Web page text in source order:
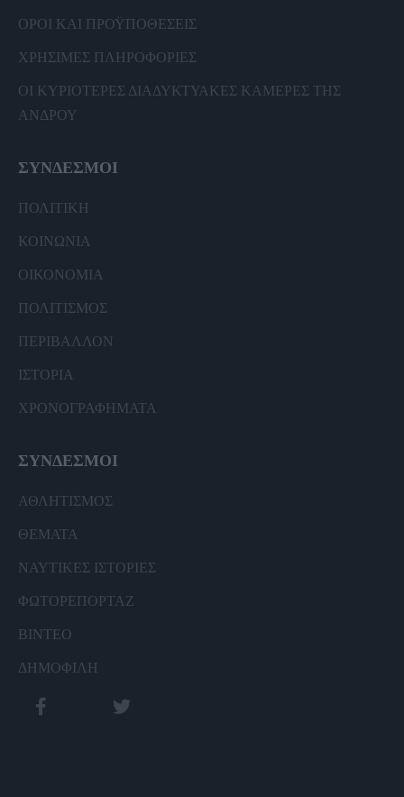
ΟΡΟΙ ΚΑΙ ΠΡΟΫΠΟΘΕΣΕΙΣ
ΧΡΗΣΙΜΕΣ ΠΛΗΡΟΦΟΡΙΕΣ
ΟΙ ΚΥΡΙΟΤΕΡΕΣ ΔΙΑΔΥΚΤΥΑΚΕΣ ΚΑΜΕΡΕΣ ΤΗΣ
ΑΝΔΡΟΥ
ΣΥΝΔΕΣΜΟΙ
ΠΟΛΙΤΙΚΗ
ΚΟΙΝΩΝΙΑ
ΟΙΚΟΝΟΜΙΑ
ΠΟΛΙΤΙΣΜΟΣ
ΠΕΡΙΒΑΛΛΟΝ
ΙΣΤΟΡΙΑ
ΧΡΟΝΟΓΡΑΦΗΜΑΤΑ
ΣΥΝΔΕΣΜΟΙ
ΑΘΛΗΤΙΣΜΟΣ
ΘΕΜΑΤΑ
ΝΑΥΤΙΚΕΣ ΙΣΤΟΡΙΕΣ
ΦΩΤΟΡΕΠΟΡΤΑΖ
ΒΙΝΤΕΟ
ΔΗΜΟΦΙΛΗ